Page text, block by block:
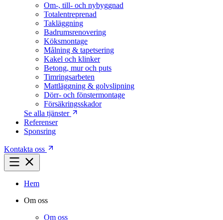
Om-, till- och nybyggnad
Totalentreprenad
Takläggning
Badrumsrenovering
Köksmontage
Målning & tapetsering
Kakel och klinker
Betong, mur och puts
Timringsarbeten
Mattläggning & golvslipning
Dörr- och fönstermontage
Försäkringsskador
Se alla tjänster
Referenser
Sponsring
Kontakta oss
Hem
Om oss
Om oss